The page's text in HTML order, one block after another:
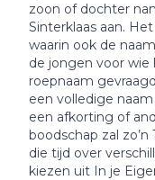
zoon of dochter
Sinterklaas aan.
waarin ook de
de jongen voor wie
roepnaam
een volledige
een afkorting of
boodschap zal
die tijd over
kiezen uit In je